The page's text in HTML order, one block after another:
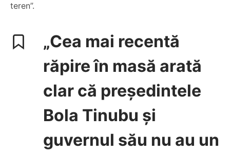
teren”.
„Cea mai recentă
răpire în masă arată
clar că președintele
Bola Tinubu și
guvernul său nu au un